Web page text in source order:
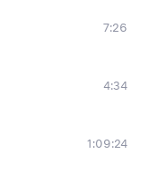
7:26
4:34
1:09:24